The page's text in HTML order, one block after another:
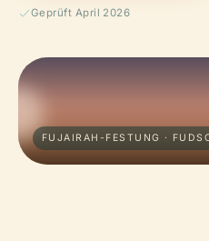
Geprüft April 2026
FUJAIRAH-FESTUNG ·